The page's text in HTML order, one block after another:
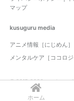
ホーム
マップ
kusuguru media
アニメ情報［にじめん］
メンタルケア［ココロジ
© 2017-2026 nazology.